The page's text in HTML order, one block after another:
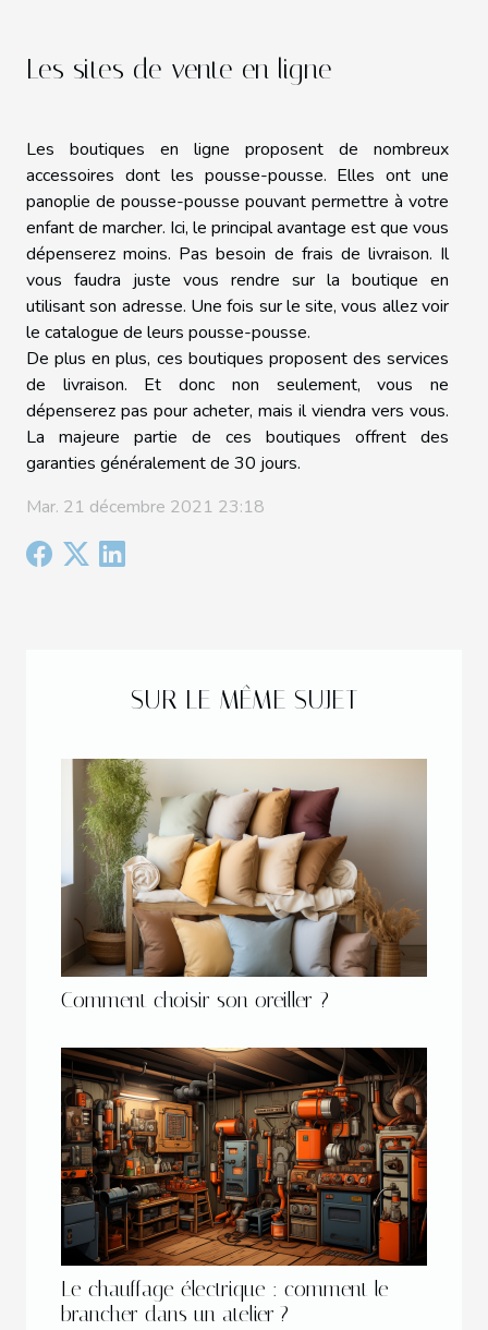
Les sites de vente en ligne
Les boutiques en ligne proposent de nombreux
accessoires dont les pousse-pousse. Elles ont une
panoplie de pousse-pousse pouvant permettre à votre
enfant de marcher. Ici, le principal avantage est que vous
dépenserez moins. Pas besoin de frais de livraison. Il
vous faudra juste vous rendre sur la boutique en
utilisant son adresse. Une fois sur le site, vous allez voir
le catalogue de leurs pousse-pousse.
De plus en plus, ces boutiques proposent des services
de livraison. Et donc non seulement, vous ne
dépenserez pas pour acheter, mais il viendra vers vous.
La majeure partie de ces boutiques offrent des
garanties généralement de 30 jours.
Mar. 21 décembre 2021 23:18
SUR LE MÊME SUJET
Comment choisir son oreiller ?
Le chauffage électrique : comment le
brancher dans un atelier ?